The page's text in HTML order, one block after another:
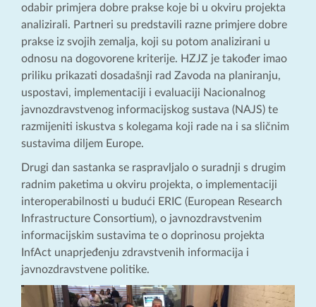
odabir primjera dobre prakse koje bi u okviru projekta
analizirali. Partneri su predstavili razne primjere dobre
prakse iz svojih zemalja, koji su potom analizirani u
odnosu na dogovorene kriterije. HZJZ je također imao
priliku prikazati dosadašnji rad Zavoda na planiranju,
uspostavi, implementaciji i evaluaciji Nacionalnog
javnozdravstvenog informacijskog sustava (NAJS) te
razmijeniti iskustva s kolegama koji rade na i sa sličnim
sustavima diljem Europe.
Drugi dan sastanka se raspravljalo o suradnji s drugim
radnim paketima u okviru projekta, o implementaciji
interoperabilnosti u budući ERIC (European Research
Infrastructure Consortium), o javnozdravstvenim
informacijskim sustavima te o doprinosu projekta
InfAct unaprjeđenju zdravstvenih informacija i
javnozdravstvene politike.